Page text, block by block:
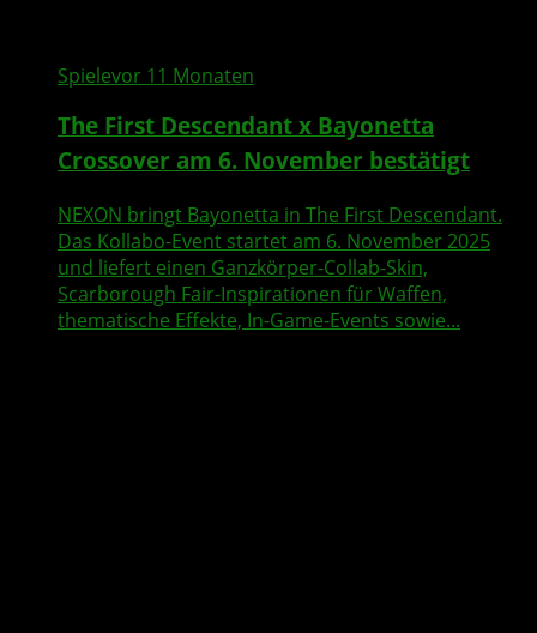
Spielevor 11 Monaten
The First Descendant x Bayonetta
Crossover am 6. November bestätigt
NEXON bringt Bayonetta in The First Descendant.
Das Kollabo-Event startet am 6. November 2025
und liefert einen Ganzkörper-Collab-Skin,
Scarborough Fair-Inspirationen für Waffen,
thematische Effekte, In-Game-Events sowie...